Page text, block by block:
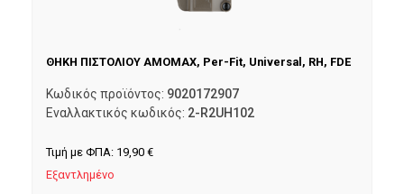
ΘΗΚΗ ΠΙΣΤΟΛΙΟΥ AMOMAX, Per-Fit, Universal, RH, FDE
Κωδικός προϊόντος: 9020172907
Εναλλακτικός κωδικός: 2-R2UH102
Τιμή με ΦΠΑ: 19,90 €
Εξαντλημένο